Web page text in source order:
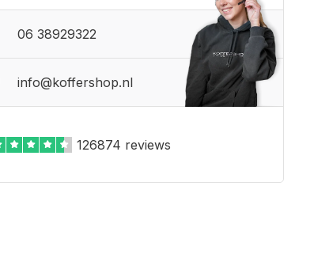
06 38929322
info@koffershop.nl
126874 reviews